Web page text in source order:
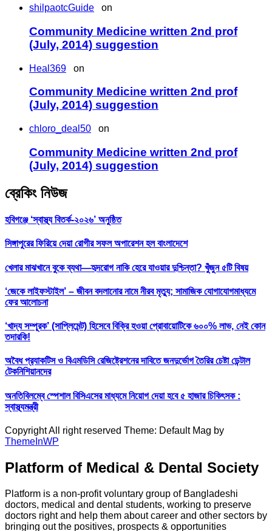
shilpaotcGuide on
Community Medicine written 2nd prof
(July, 2014) suggestion
Heal369 on
Community Medicine written 2nd prof
(July, 2014) suggestion
chloro_deal50 on
Community Medicine written 2nd prof
(July, 2014) suggestion
ব্রেকিং নিউজ
হবিগঞ্জে ‘স্বাস্থ্য বিতর্ক-২০২৬’ অনুষ্ঠিত
সিঙ্গাপুরের ফিরিয়ে দেয়া রোগীর সফল অপারেশন হল বাংলাদেশে
খেলার মাঝখানে বুকে ব্যথা—হৃদরোগ নাকি হেরে যাওয়ার দুশ্চিন্তা? খুঁজুন ৫টি বিষয়
‘জেকে লাইফস্টাইল’ – জীবন বদলানোর নামে নীরব মৃত্যু; সামাজিক যোগাযোগমাধ্যমে
ফের আলোচনা
‘খাদ্য সম্পূরক’ (সাপ্লিমেন্ট) হিসেবে বিক্রি হওয়া প্রোবায়োটিকে ৬০০% লাভ, নেই কোন
তদারকি!
অবৈধ প্র‍্যাকটিস ও বিএমডিসি রেজিষ্ট্রেশনের দাবিতে জনদুর্ভোগ তৈরির চেষ্টা ডেন্টাল
টেকনিশিয়ানদের
অনতিবিলম্বে স্পেশাল বিসিএসের মাধ্যমে নিয়োগ দেয়া হবে ৫ হাজার চিকিৎসক :
স্বাস্থ্যমন্ত্রী
Copyright All right reserved Theme: Default Mag by
ThemeInWP
Platform of Medical & Dental Society
Platform is a non-profit voluntary group of Bangladeshi
doctors, medical and dental students, working to preserve
doctors right and help them about career and other sectors by
bringing out the positives, prospects & opportunities